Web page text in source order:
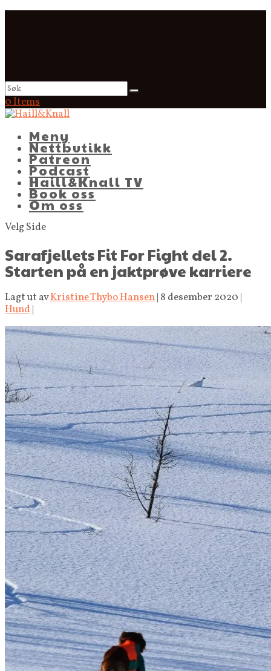
0 Items
Meny
Nettbutikk
Patreon
Podcast
Haill&Knall TV
Book oss
Om oss
Velg Side
Sarafjellets Fit For Fight del 2.
Starten på en jaktprøve karriere
Lagt ut avKristine Thybo Hansen| 8 desember 2020 |
Hund |